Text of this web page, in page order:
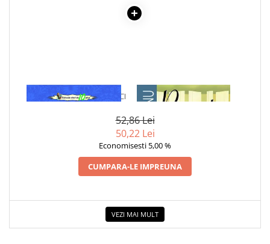
1 x NUVELE - IOAN SLAVICI 1 x RECREATIA MARE
52,86 Lei
50,22 Lei
Economisesti 5,00 %
CUMPARA-LE IMPREUNA
VEZI MAI MULT